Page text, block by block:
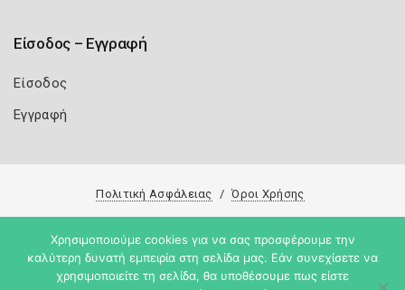
Είσοδος – Εγγραφή
Είσοδος
Εγγραφή
Πολιτική Ασφάλειας Όροι Χρήσης
Copyright 2026 Knowledge A.E.
Χρησιμοποιούμε cookies για να σας προσφέρουμε την
καλύτερη δυνατή εμπειρία στη σελίδα μας. Εάν συνεχίσετε να
χρησιμοποιείτε τη σελίδα, θα υποθέσουμε πως είστε